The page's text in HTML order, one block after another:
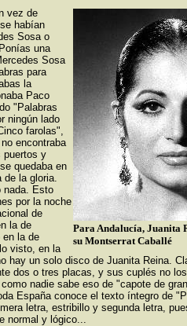
Para Andalucía, Juanita
su Montserrat Caballé
vez de
habían
Sosa o
una
Sosa
para
la
Paco
"Palabras
ningún lado
farolas",
encontraba
puertos y
quedaba en
de la gloria.
nada. Esto
por la noche
de
la de
en la de
visto, en la
hay un solo disco de Juanita Reina.
dos o tres placas, y sus cuplés no
nadie sabe eso de "capote de
España conoce el texto íntegro de
letra, estribillo y segunda letra,
normal y lógico...